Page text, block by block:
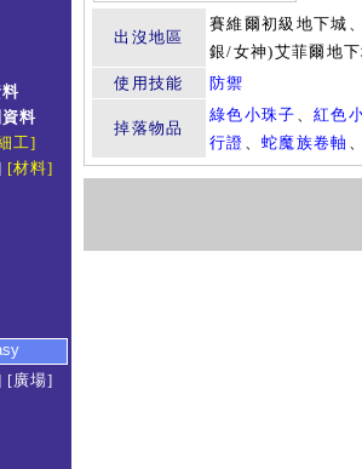
料
工]
[材料]
[廣場]
出沒地區
賽維爾初級地下城
銀/女神)艾菲爾地
使用技能
防禦
掉落物品
綠色小珠子 、紅色
行證 、蛇魔族卷軸